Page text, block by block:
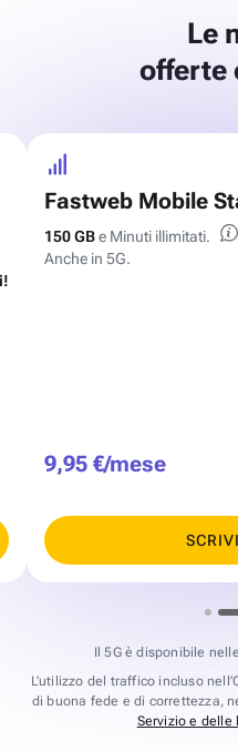
Le
offerte
Fastweb Mobile
150 GBe Minuti illimitati.
Anche in 5G.
9,95 €/mese
Il 5G è disponibile nelle
L’utilizzo del traffico incluso
di buona fede e di correttezza,
Servizio e